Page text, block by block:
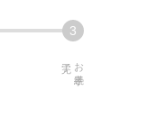
お手続き